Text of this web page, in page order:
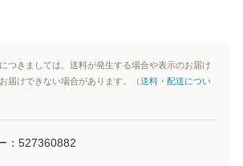
つきましては、送料が発生する場合や表示のお届け
届けできない場合があります。（送料・配送につい
： 527360882